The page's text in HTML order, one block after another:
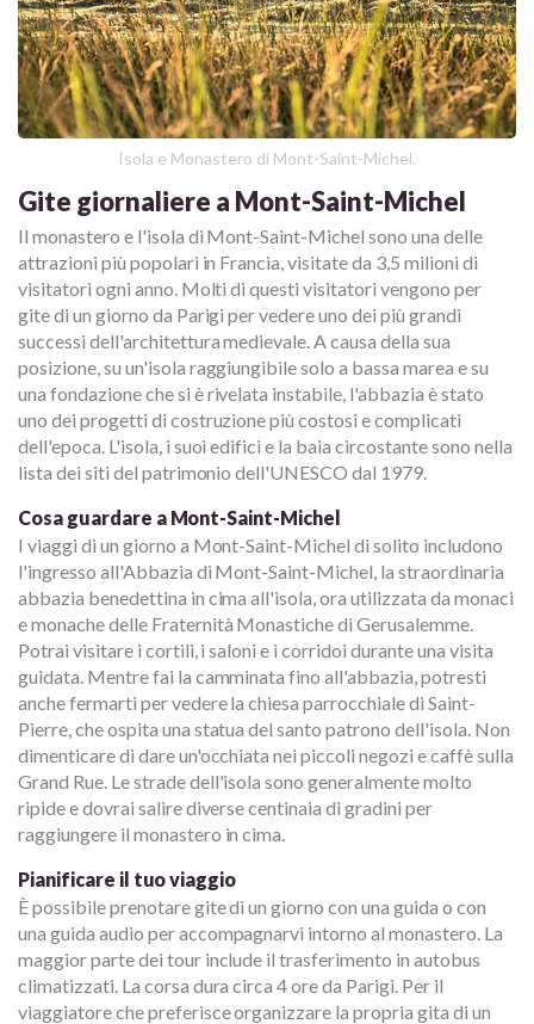
Isola e Monastero di Mont-Saint-Michel.
Gite giornaliere a Mont-Saint-Michel
Il monastero e l'isola di Mont-Saint-Michel sono una delle
attrazioni più popolari in Francia, visitate da 3,5 milioni di
visitatori ogni anno. Molti di questi visitatori vengono per
gite di un giorno da Parigi per vedere uno dei più grandi
successi dell'architettura medievale. A causa della sua
posizione, su un'isola raggiungibile solo a bassa marea e su
una fondazione che si è rivelata instabile, l'abbazia è stato
uno dei progetti di costruzione più costosi e complicati
dell'epoca. L'isola, i suoi edifici e la baia circostante sono nella
lista dei siti del patrimonio dell'UNESCO dal 1979.
Cosa guardare a Mont-Saint-Michel
I viaggi di un giorno a Mont-Saint-Michel di solito includono
l'ingresso all'Abbazia di Mont-Saint-Michel, la straordinaria
abbazia benedettina in cima all'isola, ora utilizzata da monaci
e monache delle Fraternità Monastiche di Gerusalemme.
Potrai visitare i cortili, i saloni e i corridoi durante una visita
guidata. Mentre fai la camminata fino all'abbazia, potresti
anche fermarti per vedere la chiesa parrocchiale di Saint-
Pierre, che ospita una statua del santo patrono dell'isola. Non
dimenticare di dare un'occhiata nei piccoli negozi e caffè sulla
Grand Rue. Le strade dell'isola sono generalmente molto
ripide e dovrai salire diverse centinaia di gradini per
raggiungere il monastero in cima.
Pianificare il tuo viaggio
È possibile prenotare gite di un giorno con una guida o con
una guida audio per accompagnarvi intorno al monastero. La
maggior parte dei tour include il trasferimento in autobus
climatizzati. La corsa dura circa 4 ore da Parigi. Per il
viaggiatore che preferisce organizzare la propria gita di un